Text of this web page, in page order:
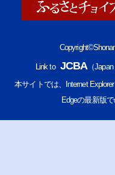
Link to JCBA（Japan
本サイトでは、Internet
Edgeの最新版